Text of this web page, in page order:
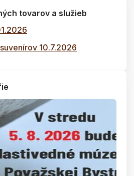
tovarov a služieb
10.7.2026